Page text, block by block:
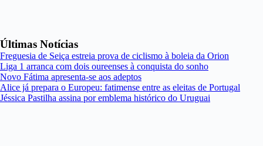
Últimas Notícias
Freguesia de Seiça estreia prova de ciclismo à boleia da Orion
Liga 1 arranca com dois oureenses à conquista do sonho
Novo Fátima apresenta-se aos adeptos
Alice já prepara o Europeu: fatimense entre as eleitas de Portugal
Jéssica Pastilha assina por emblema histórico do Uruguai